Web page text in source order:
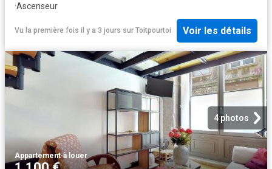
·Ascenseur
Vu la première fois il y a 3 jours sur Toitpourtoi Voir les détails
4 photos
Appartement·à louer